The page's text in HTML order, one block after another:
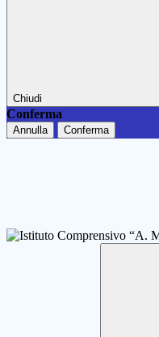
Chiudi
Conferma
Annulla Conferma